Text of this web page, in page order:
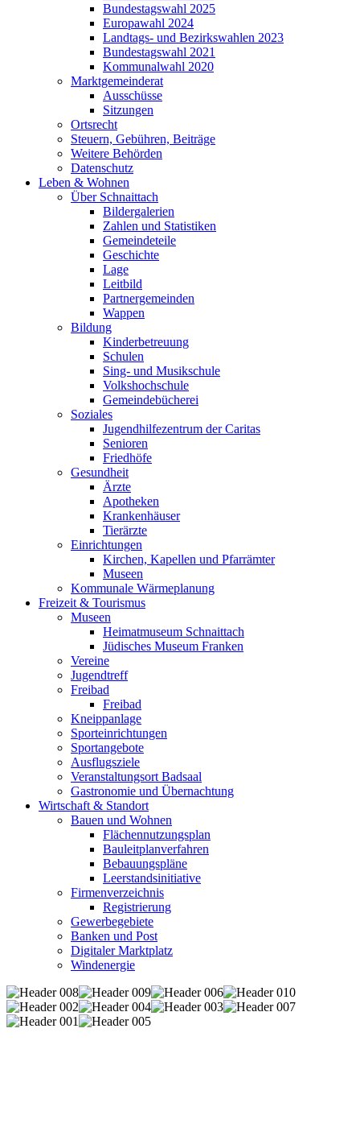
Bundestagswahl 2025
Europawahl 2024
Landtags- und Bezirkswahlen 2023
Bundestagswahl 2021
Kommunalwahl 2020
Marktgemeinderat
Ausschüsse
Sitzungen
Ortsrecht
Steuern, Gebühren, Beiträge
Weitere Behörden
Datenschutz
Leben & Wohnen
Über Schnaittach
Bildergalerien
Zahlen und Statistiken
Gemeindeteile
Geschichte
Lage
Leitbild
Partnergemeinden
Wappen
Bildung
Kinderbetreuung
Schulen
Sing- und Musikschule
Volkshochschule
Gemeindebücherei
Soziales
Jugendhilfezentrum der Caritas
Senioren
Friedhöfe
Gesundheit
Ärzte
Apotheken
Krankenhäuser
Tierärzte
Einrichtungen
Kirchen, Kapellen und Pfarrämter
Museen
Kommunale Wärmeplanung
Freizeit & Tourismus
Museen
Heimatmuseum Schnaittach
Jüdisches Museum Franken
Vereine
Jugendtreff
Freibad
Freibad
Kneippanlage
Sporteinrichtungen
Sportangebote
Ausflugsziele
Veranstaltungsort Badsaal
Gastronomie und Übernachtung
Wirtschaft & Standort
Bauen und Wohnen
Flächennutzungsplan
Bauleitplanverfahren
Bebauungspläne
Leerstandsinitiative
Firmenverzeichnis
Registrierung
Gewerbegebiete
Banken und Post
Digitaler Marktplatz
Windenergie